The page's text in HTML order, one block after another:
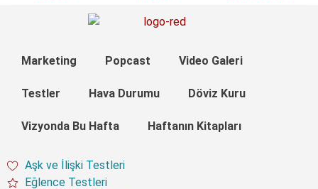
Marketing Popcast Video Galeri
Testler Hava Durumu Döviz Kuru
Vizyonda Bu Hafta Haftanın Kitapları
Aşk ve İlişki Testleri
Eğlence Testleri